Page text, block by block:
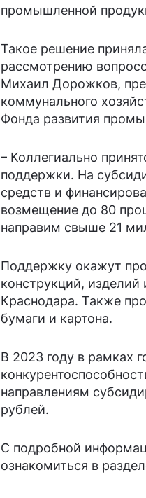
промышленной
Такое решение
рассмотрению
Михаил Дорожков,
коммунального
Фонда развития
– Коллегиально
поддержки. На
средств и
возмещение до 80
направим свыше 21
Поддержку окажут
конструкций, изделий
Краснодара. Также
бумаги и картона.
В 2023 году в рамках
направлениям
рублей.
С подробной
ознакомиться в